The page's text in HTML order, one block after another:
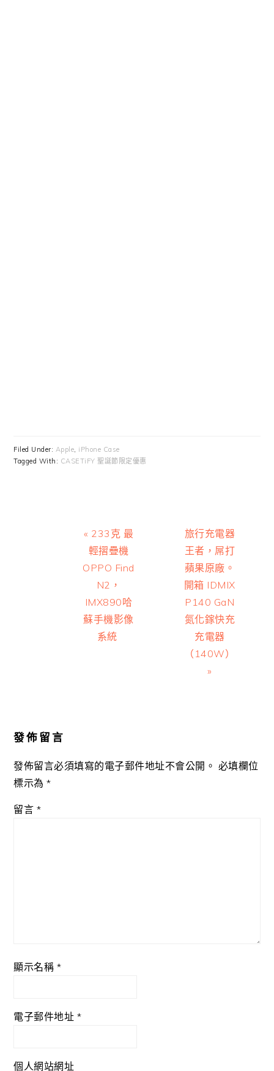
Filed Under: Apple, iPhone Case
Tagged With: CASETiFY 聖誕節限定優惠
Previous
Post:
« 233克 最
輕摺疊機
OPPO Find
N2，
IMX890哈
蘇手機影像
系統
Next
Post:
旅行充電器
王者，屌打
蘋果原廠。
開箱 IDMIX
P140 GaN
氮化鎵快充
充電器
（140W）
»
發佈留言
發佈留言必須填寫的電子郵件地址不會公開。 必填欄位
標示為*
留言 *
顯示名稱 *
電子郵件地址 *
個人網站網址